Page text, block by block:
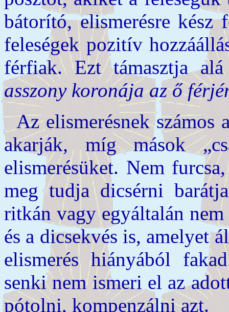
bátorító, elismerésre
feleségek pozitív
férfiak. Ezt támasztja
asszony koronája az ő
Az elismerésnek számos
akarják, míg mások
elismerésüket. Nem
meg tudja dicsérni
ritkán vagy egyáltalán
és a dicsekvés is, amelyet
elismerés hiányából
senki nem ismeri el az
pótolni, kompenzálni azt.